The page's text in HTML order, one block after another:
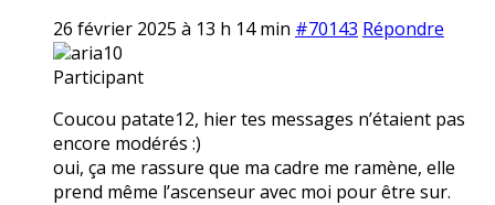
26 février 2025 à 13 h 14 min #70143 Répondre
aria10
Participant
Coucou patate12, hier tes messages n’étaient pas
encore modérés :)
oui, ça me rassure que ma cadre me ramène, elle
prend même l’ascenseur avec moi pour être sur.